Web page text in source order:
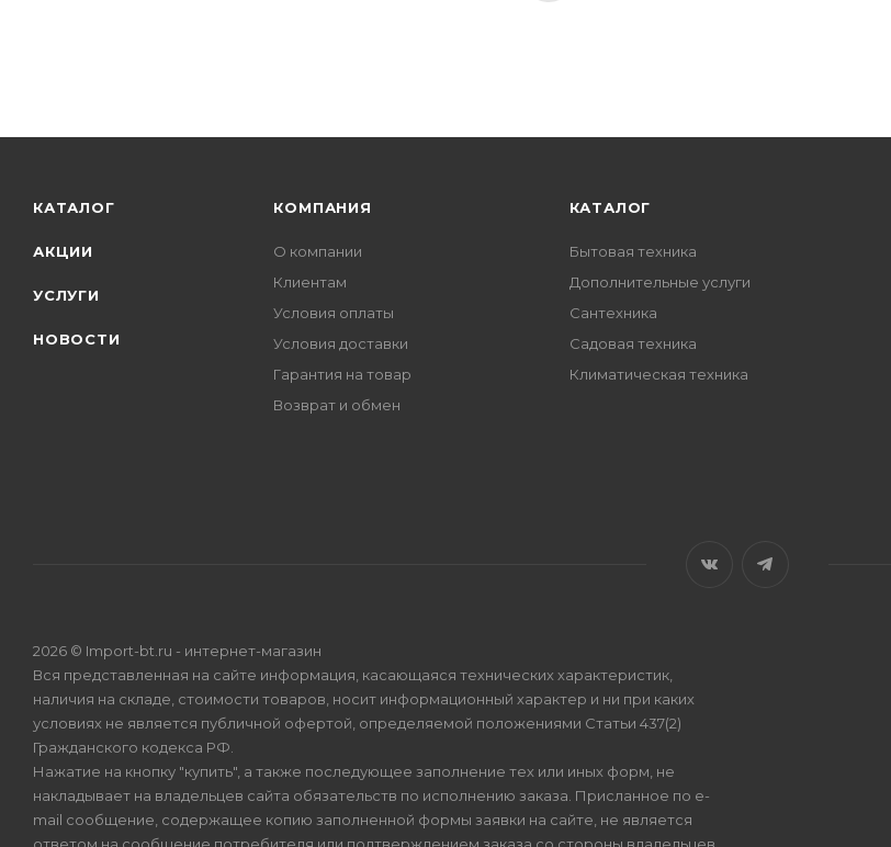
КАТАЛОГ
АКЦИИ
УСЛУГИ
НОВОСТИ
КОМПАНИЯ
О компании
Клиентам
Условия оплаты
Условия доставки
Гарантия на товар
Возврат и обмен
КАТАЛОГ
Бытовая техника
Дополнительные услуги
Сантехника
Садовая техника
Климатическая техника
2026 © Import-bt.ru - интернет-магазин
Вся представленная на сайте информация, касающаяся технических характеристик,
наличия на складе, стоимости товаров, носит информационный характер и ни при каких
условиях не является публичной офертой, определяемой положениями Статьи 437(2)
Гражданского кодекса РФ.
Нажатие на кнопку "купить", а также последующее заполнение тех или иных форм, не
накладывает на владельцев сайта обязательств по исполнению заказа. Присланное по e-
mail сообщение, содержащее копию заполненной формы заявки на сайте, не является